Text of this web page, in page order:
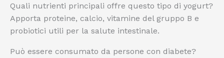
Quali nutrienti principali offre questo tipo di yogurt?
Apporta proteine, calcio, vitamine del gruppo B e
probiotici utili per la salute intestinale.
Può essere consumato da persone con diabete?